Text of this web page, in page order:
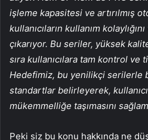
işleme kapasitesi ve artırılmış
kullanıcıların kullanım
çıkarıyor. Bu seriler, yüksek
sıra kullanıcılara tam kontrol ve
Hedefimiz, bu yenilikçi serilerle
standartlar belirleyerek,
mükemmelliğe taşımasını
Peki siz bu konu hakkında ne